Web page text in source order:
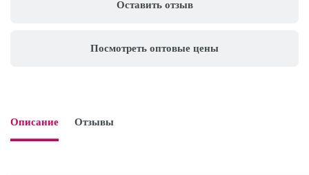
Оставить отзыв
Посмотреть оптовые цены
Описание Отзывы